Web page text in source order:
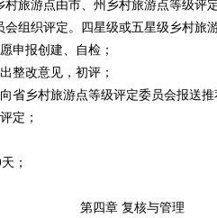
旅游点由市、州乡村旅游点等级评
组织评定。四星级或五星级乡村旅
报创建、自检；
改意见，初评；
乡村旅游点等级评定委员会报送推
定；
；
第四章 复核与管理